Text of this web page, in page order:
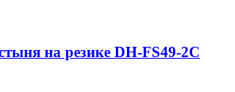
на резике DH-FS49-2C